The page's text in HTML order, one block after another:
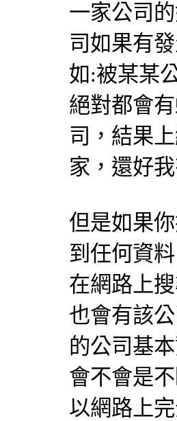
一家公司
司如果有
如:被某某
絕對都會
司，結果
家，還好
但是如果
到任何資
在網路上
也會有該
的公司基
會不會是
以網路上